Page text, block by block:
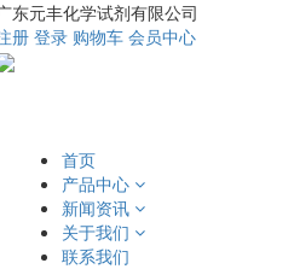
东元丰化学试剂有限公司
册 登录 购物车 会员中心
首页
产品中心
新闻资讯
关于我们
联系我们